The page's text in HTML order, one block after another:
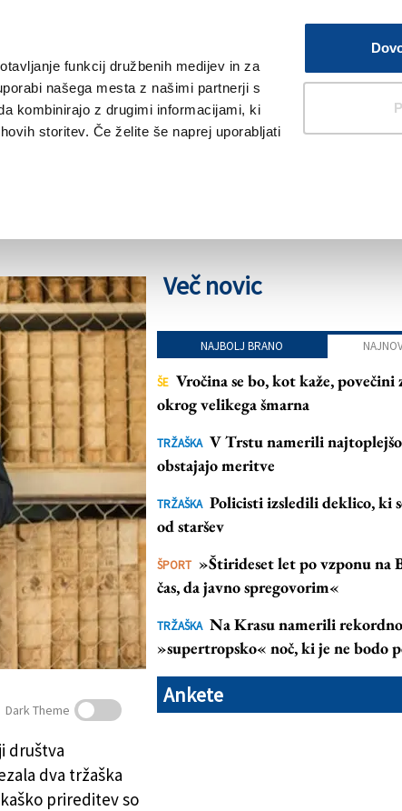
funkcij družbenih medijev in za
našega mesta z našimi partnerji s
kombinirajo z drugimi informacijami, ki
storitev. Če želite še naprej uporabljati
V Kioskih
KULTURA ŠPORT ŠE
gradu sv.
Dark Theme
društva
dva tržaška
prireditev so
Več novic
NAJBOLJ BRANO
ŠE Vročina se bo, kot kaže, povečini
okrog velikega šmarna
TRŽAŠKA V Trstu namerili
obstajajo meritve
TRŽAŠKA Policisti izsledili deklico, ki
od staršev
ŠPORT »Štirideset let po vzponu na
čas, da javno spregovorim«
TRŽAŠKA Na Krasu namerili
»supertropsko« noč, ki je ne bodo
Ankete